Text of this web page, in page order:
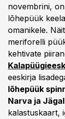
novembrini,
lõhepüük
omanikele.
meriforelli
kehtivate
eeskirja
lõhepüük
Narva ja
kalastuskaart,